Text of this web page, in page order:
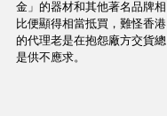
金」的器材和其他著名品牌相
比便顯得相當抵買，難怪香港
的代理老是在抱怨廠方交貨總
是供不應求。